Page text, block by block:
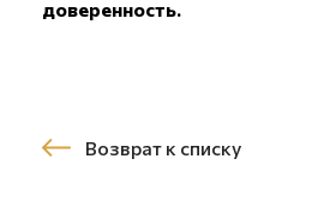
доверенность.
Возврат к списку